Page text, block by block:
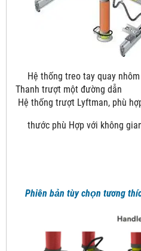
Hệ thống treo tay quay
Thanh trượt
Hệ thống trượt Lyftman, phù
thước phù Hợp với không
Phiên bản tùy chọn tương